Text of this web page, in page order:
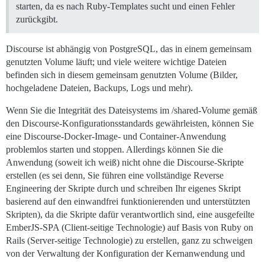
starten, da es nach Ruby-Templates sucht und einen Fehler
zurückgibt.
Discourse ist abhängig von PostgreSQL, das in einem gemeinsam
genutzten Volume läuft; und viele weitere wichtige Dateien
befinden sich in diesem gemeinsam genutzten Volume (Bilder,
hochgeladene Dateien, Backups, Logs und mehr).
Wenn Sie die Integrität des Dateisystems im /shared-Volume gemäß
den Discourse-Konfigurationsstandards gewährleisten, können Sie
eine Discourse-Docker-Image- und Container-Anwendung
problemlos starten und stoppen. Allerdings können Sie die
Anwendung (soweit ich weiß) nicht ohne die Discourse-Skripte
erstellen (es sei denn, Sie führen eine vollständige Reverse
Engineering der Skripte durch und schreiben Ihr eigenes Skript
basierend auf den einwandfrei funktionierenden und unterstützten
Skripten), da die Skripte dafür verantwortlich sind, eine ausgefeilte
EmberJS-SPA (Client-seitige Technologie) auf Basis von Ruby on
Rails (Server-seitige Technologie) zu erstellen, ganz zu schweigen
von der Verwaltung der Konfiguration der Kernanwendung und